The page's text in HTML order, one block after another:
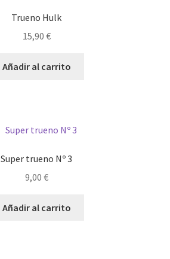
Trueno Hulk
15,90 €
Añadir al carrito
Super trueno Nº 3
9,00 €
Añadir al carrito